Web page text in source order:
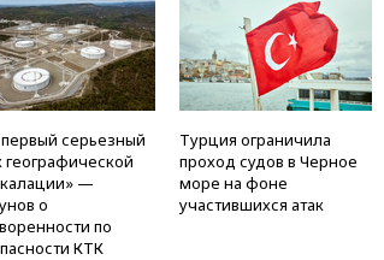
первый серьезный
географической
—
о
по
КТК
Турция ограничила
проход судов в Черное
море на фоне
участившихся атак